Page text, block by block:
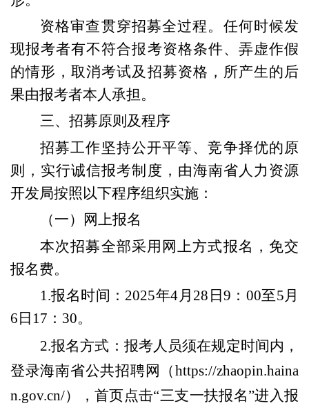
资格审查贯穿招募全过程。任何时候发
现报考者有不符合报考资格条件、弄虚作假
的情形，取消考试及招募资格，所产生的后
果由报考者本人承担。
三、招募原则及程序
招募工作坚持公开平等、竞争择优的原
则， 实行诚信报考制度， 由海南省人力资源
开发局按照以下程序组织实施 ：
（一）网上报名
本次招募全部采用网上方式报名，免交
报名费。
1.报名时间： 2025年4月28日9：00至5月
6日17：30。
2.报名方式： 报考人员须在规定时间内，
登录海南省公共招聘网（https://zhaopin.haina
n.gov.cn/），首页点击“三支一扶报名”进入报